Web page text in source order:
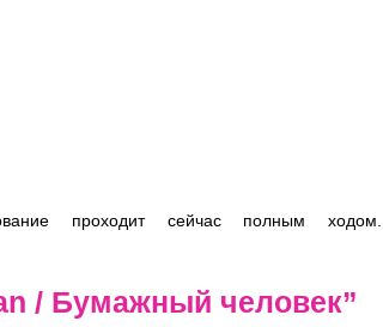
проходит сейчас полным ходом.
/ Бумажный человек”